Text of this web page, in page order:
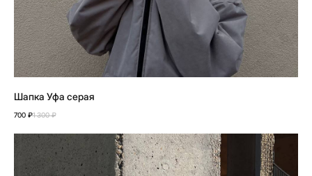
Шапка Уфа серая
700 ₽1 300 ₽